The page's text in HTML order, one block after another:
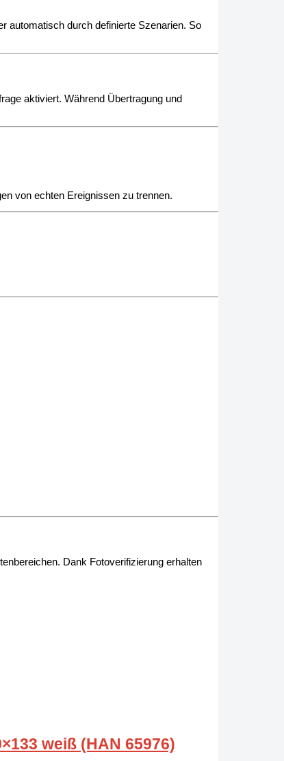
automatisch durch definierte Szenarien. So
aktiviert. Während Übertragung und
von echten Ereignissen zu trennen.
Dank Fotoverifizierung erhalten
weiß (HAN 65976)